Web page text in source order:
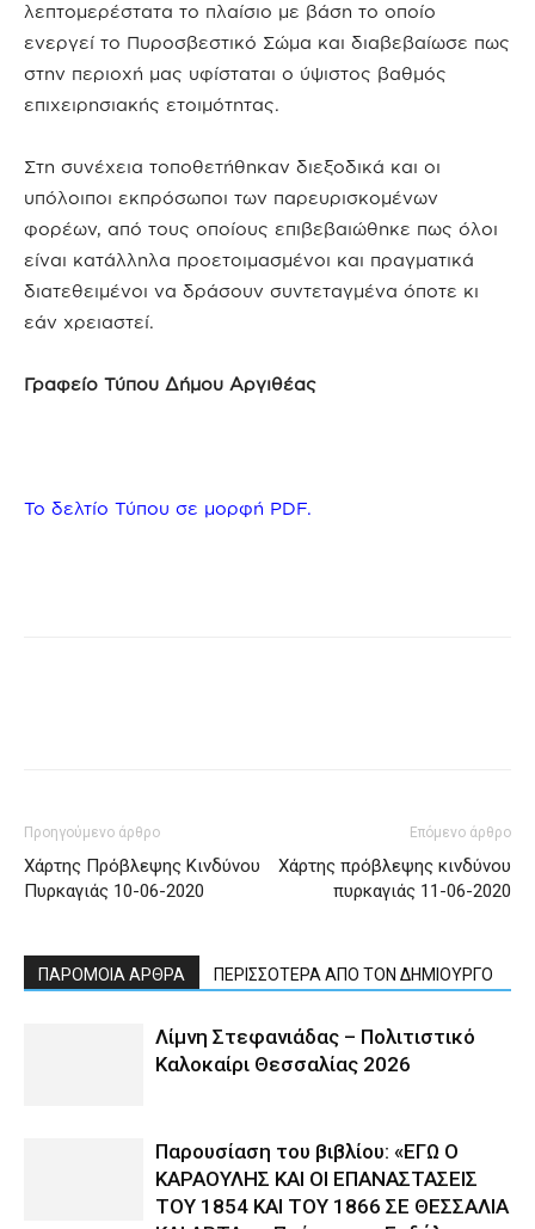
λεπτομερέστατα το πλαίσιο με βάση το οποίο
ενεργεί το Πυροσβεστικό Σώμα και διαβεβαίωσε πως
στην περιοχή μας υφίσταται ο ύψιστος βαθμός
επιχειρησιακής ετοιμότητας.
Στη συνέχεια τοποθετήθηκαν διεξοδικά και οι
υπόλοιποι εκπρόσωποι των παρευρισκομένων
φορέων, από τους οποίους επιβεβαιώθηκε πως όλοι
είναι κατάλληλα προετοιμασμένοι και πραγματικά
διατεθειμένοι να δράσουν συντεταγμένα όποτε κι
εάν χρειαστεί.
Γραφείο Τύπου Δήμου Αργιθέας
Το δελτίο Τύπου σε μορφή PDF.
Προηγούμενο άρθρο
Χάρτης Πρόβλεψης Κινδύνου
Πυρκαγιάς 10-06-2020
Επόμενο άρθρο
Χάρτης πρόβλεψης κινδύνου
πυρκαγιάς 11-06-2020
ΠΑΡΟΜΟΙΑ ΑΡΘΡΑ ΠΕΡΙΣΣΟΤΕΡΑ ΑΠΟ ΤΟΝ ΔΗΜΙΟΥΡΓΟ
Λίμνη Στεφανιάδας – Πολιτιστικό
Καλοκαίρι Θεσσαλίας 2026
Παρουσίαση του βιβλίου: «ΕΓΩ Ο
ΚΑΡΑΟΥΛΗΣ ΚΑΙ ΟΙ ΕΠΑΝΑΣΤΑΣΕΙΣ
ΤΟΥ 1854 ΚΑΙ ΤΟΥ 1866 ΣΕ ΘΕΣΣΑΛΙΑ